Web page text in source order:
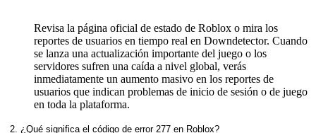
Revisa la página oficial de estado de Roblox o mira los
reportes de usuarios en tiempo real en Downdetector. Cuando
se lanza una actualización importante del juego o los
servidores sufren una caída a nivel global, verás
inmediatamente un aumento masivo en los reportes de
usuarios que indican problemas de inicio de sesión o de juego
en toda la plataforma.
2. ¿Qué significa el código de error 277 en Roblox?